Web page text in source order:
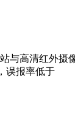
与高清红外摄
误报率低于